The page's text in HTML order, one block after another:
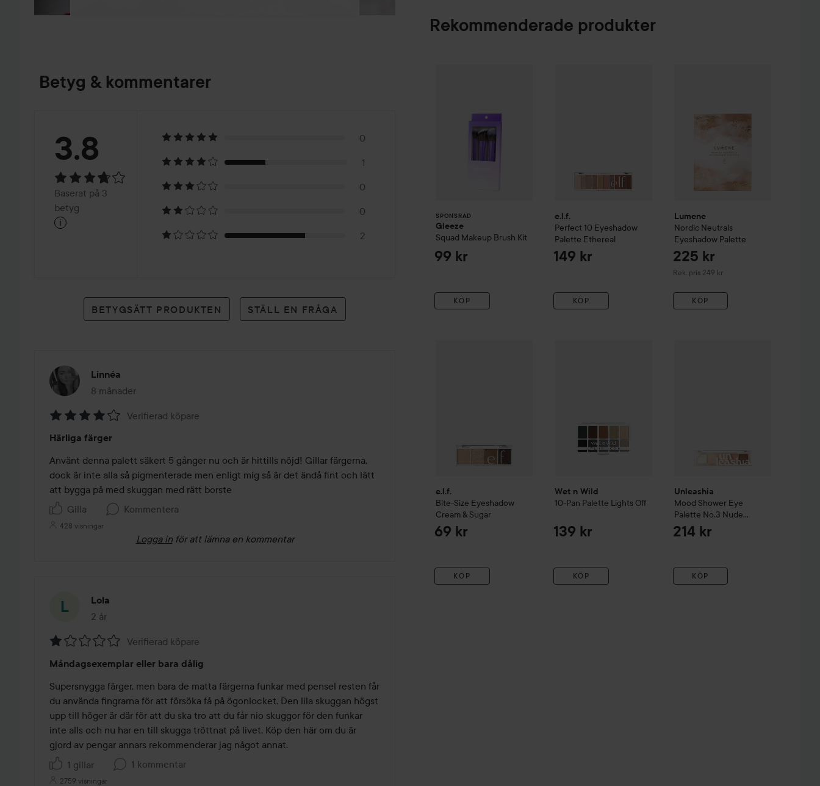
Betyg & kommentarer
Betyg:
3.8Baserat
på
betyg
3.8
Baserat på 3
betyg
i
0
1
0
0
2
BETYGSÄTT PRODUKTEN STÄLL EN FRÅGA
Linnéa
8 månader
Inlägget skapades 8 månader
4
av
5
Verifierad köpare
Härliga färger
Använt denna palett säkert 5 gånger nu och är hittills nöjd! Gillar färgerna,
dock är inte alla så pigmenterade men enligt mig så är det ändå fint och lätt
att bygga på med skuggan med rätt borste
Gilla
Kommentera
428 visningar
Logga in för att lämna en kommentar
Lola
2 år
Inlägget skapades 2 år
1
av
5
Verifierad köpare
Måndagsexemplar eller bara dålig
Supersnygga färger, men bara de matta färgerna funkar med pensel resten får
du använda fingrarna för att försöka få på ögonlocket. Den lila skuggan högst
upp till höger är där för att du ska tro att du får nio skuggor för den funkar
inte alls och nu har en till skugga tröttnat på livet. Köp den här om du är
gjord av pengar annars rekommenderar jag något annat.
1 gillar
1 kommentar
2759 visningar
Rekommenderade produkter
SPONSRAD
Gleeze
Squad Makeup Brush Kit
99 kr
KÖP
e.l.f.
Perfect 10 Eyeshadow
Palette Ethereal
149 kr
KÖP
Lumene
Nordic Neutrals
Eyeshadow Palette
225 kr
Rek. pris 249 kr
Rekommenderat pris 249 kr
KÖP
e.l.f.
Bite-Size Eyeshadow
Cream & Sugar
69 kr
KÖP
Wet n Wild
10-Pan Palette Lights Off
139 kr
KÖP
Unleashia
Mood Shower Eye
Palette No.3 Nude
Shower
214 kr
KÖP